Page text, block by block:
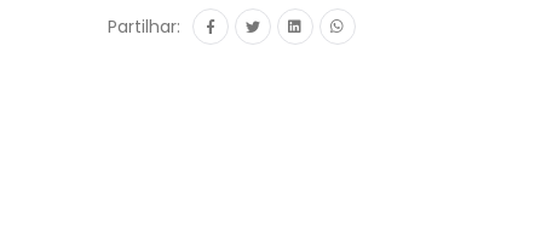
Partilhar: